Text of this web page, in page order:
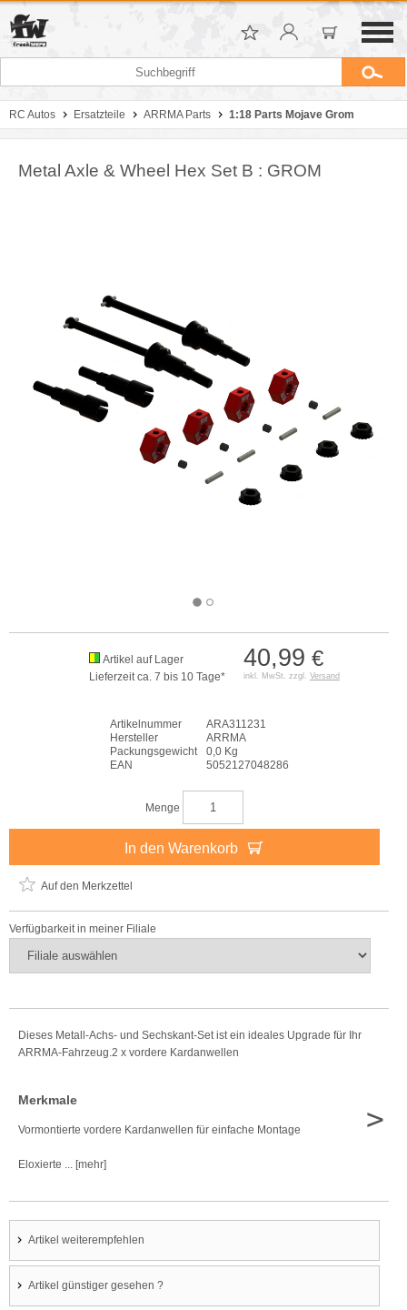
RC Autos Ersatzteile ARRMA Parts 1:18 Parts Mojave Grom
Metal Axle & Wheel Hex Set B : GROM
40,99 €
inkl. MwSt. zzgl. Versand
Artikel auf Lager
Lieferzeit ca. 7 bis 10 Tage*
Artikelnummer
ARA311231
Hersteller
ARRMA
Packungsgewicht
0,0 Kg
EAN
5052127048286
Menge
In den Warenkorb
Auf den Merkzettel
Verfügbarkeit in meiner Filiale
Dieses Metall-Achs- und Sechskant-Set ist ein ideales Upgrade für Ihr
ARRMA-Fahrzeug.2 x vordere Kardanwellen
Merkmale
Vormontierte vordere Kardanwellen für einfache Montage
Eloxierte ... [mehr]
>
Artikel weiterempfehlen
Artikel günstiger gesehen ?